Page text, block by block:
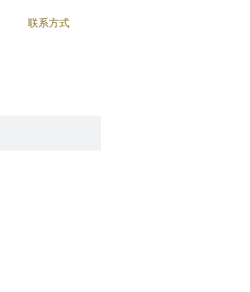
联系方式